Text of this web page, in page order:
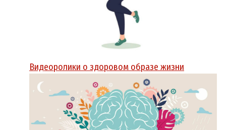
Видеоролики о здоровом образе жизни